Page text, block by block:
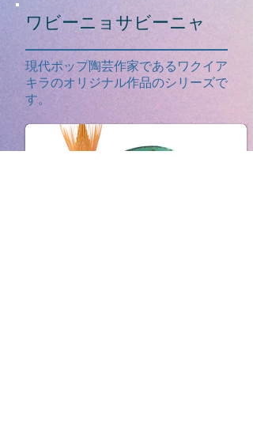
​ワビーニョサビーニャ
現代ポップ陶芸作家であるワクイア
キラのオリジナル作品のシリーズで
す。